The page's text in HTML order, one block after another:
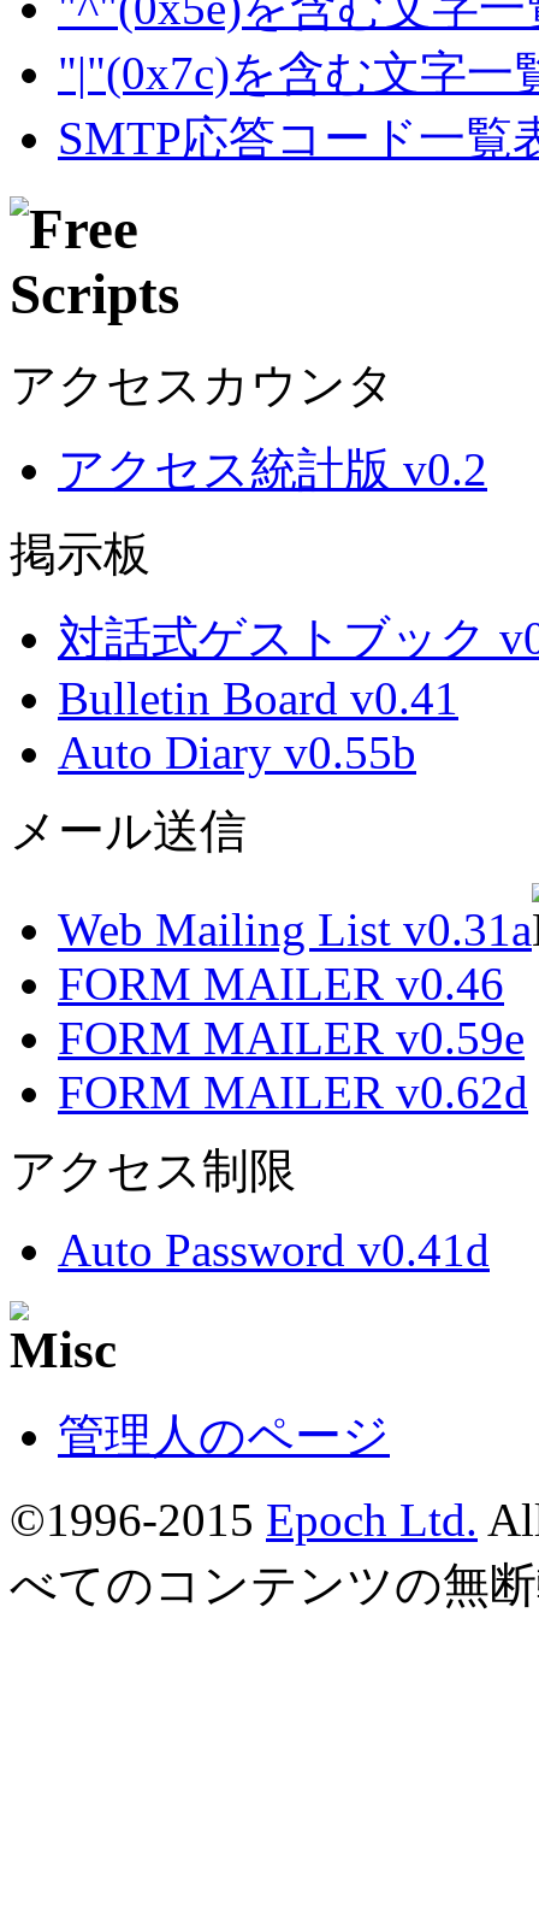
"|"(0x7c)を含む文字一
SMTP応答コード一覧
アクセスカウンタ
アクセス統計版 v0.2
掲示板
対話式ゲストブック
Bulletin Board v0.41
Auto Diary v0.55b
メール送信
Web Mailing List v0.31a
FORM MAILER v0.46
FORM MAILER v0.59e
FORM MAILER v0.62d
アクセス制限
Auto Password v0.41d
管理人のページ
©1996-2015 Epoch Ltd.
べてのコンテンツの無